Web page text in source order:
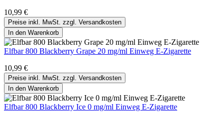
10,99 €
Preise inkl. MwSt. zzgl. Versandkosten
In den Warenkorb
Elfbar 800 Blackberry Grape 20 mg/ml Einweg E-Zigarette
10,99 €
Preise inkl. MwSt. zzgl. Versandkosten
In den Warenkorb
Elfbar 800 Blackberry Ice 0 mg/ml Einweg E-Zigarette